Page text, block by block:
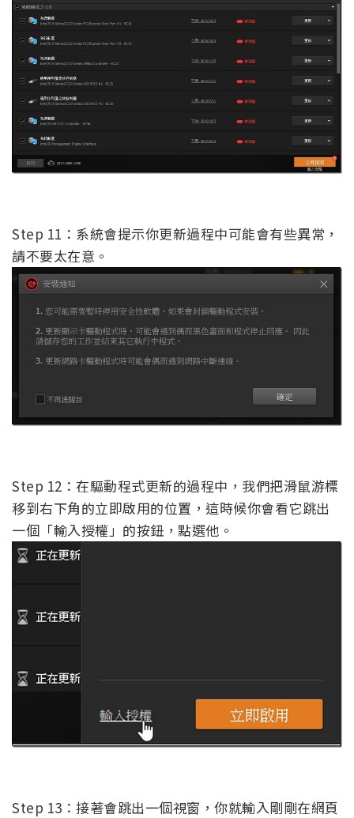
Step 11：系統會提示你更新過程中可能會有些異常，
請不要太在意。
Step 12：在驅動程式更新的過程中，我們把滑鼠游標
移到右下角的立即啟用的位置，這時候你會看它跳出
一個「輸入授權」的按鈕，點選他。
Step 13：接著會跳出一個視窗，你就輸入剛剛在網頁